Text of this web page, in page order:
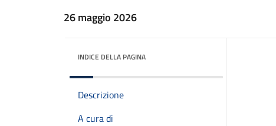
26 maggio 2026
INDICE DELLA PAGINA
Descrizione
A cura di